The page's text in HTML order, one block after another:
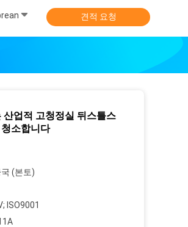
견적 요청
업적 고청정실 뒤스틀스
소합니다
(본토)
ISO9001